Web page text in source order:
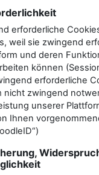
erforderliche
weil sie zwingend
und deren
können
erforderliche
nicht zwingend
unserer
Ihnen